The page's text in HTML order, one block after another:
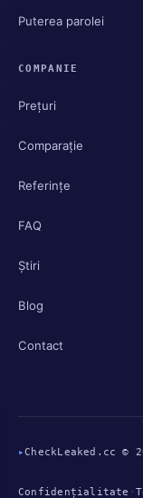
Puterea parolei
COMPANIE
Prețuri
Comparație
Referințe
FAQ
Știri
Blog
Contact
▸CheckLeaked.cc ©
Confidențialitate ·